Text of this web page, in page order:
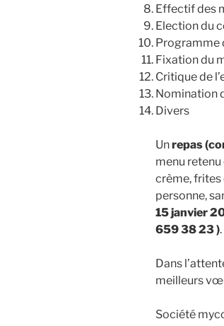
Effectif des
Election du
Programme
Fixation du
Critique de
Nomination
Divers
Unrepas
menu retenu
crème, frites
personne,
15 janvier
659 38 23 ).
Dans
meilleurs
Société